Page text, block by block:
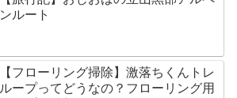
ンルート
【フローリング掃除】激落ちくんトレ
ループってどうなの？フローリング用